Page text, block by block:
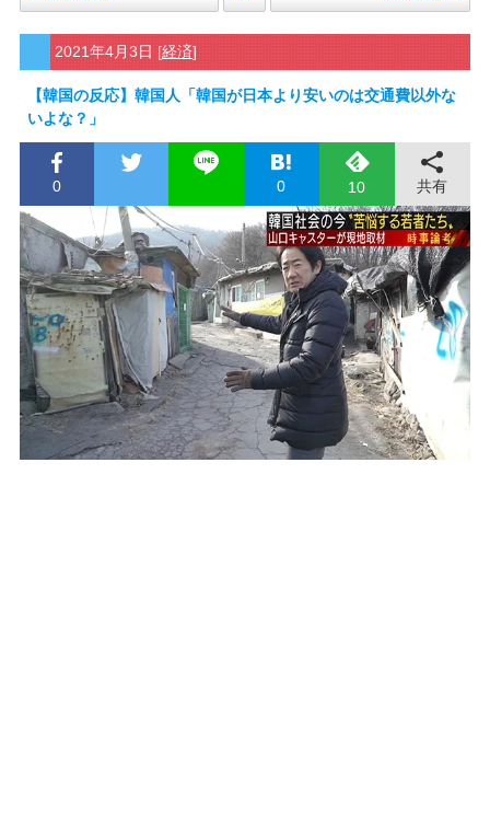
2021年4月3日 [経済]
【韓国の反応】韓国人「韓国が日本より安いのは交通費以外な
いよな？」
0 0 10 共有